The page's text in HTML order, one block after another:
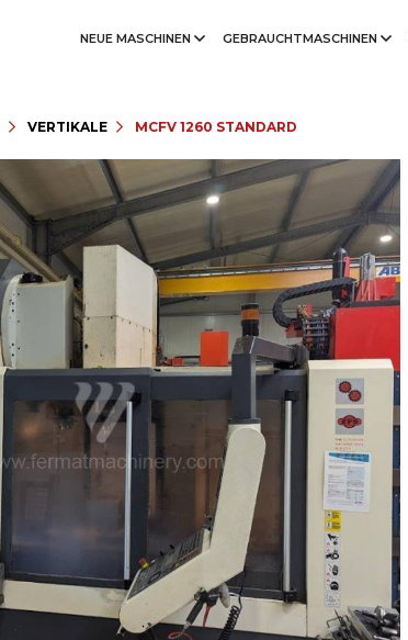
NEUE MASCHINEN GEBRAUCHTMASCHINEN
VERTIKALE MCFV 1260 STANDARD